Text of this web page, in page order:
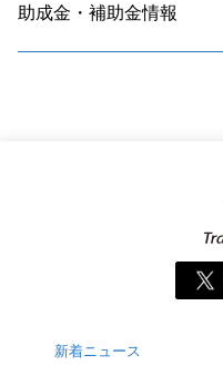
助成金・補助金情報
新着ニュース